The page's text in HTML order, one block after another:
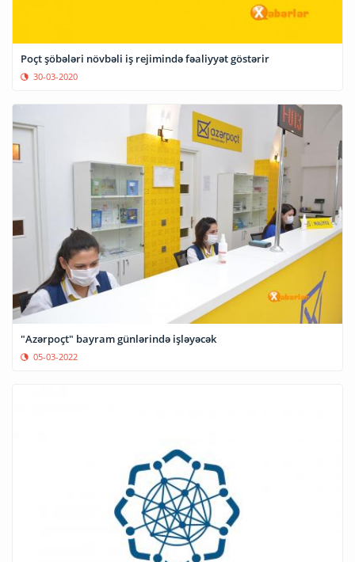
Poçt şöbələri növbəli iş rejimində fəaliyyət göstərir
30-03-2020
"Azərpoçt" bayram günlərində işləyəcək
05-03-2022